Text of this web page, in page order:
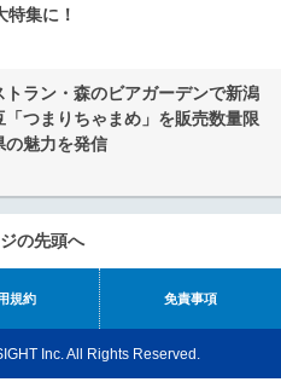
集に！
ラン・森のビアガーデンで新潟
つまりちゃまめ」を販売数量限
の魅力を発信
の先頭へ
規約 免責事項
Inc. All Rights Reserved.